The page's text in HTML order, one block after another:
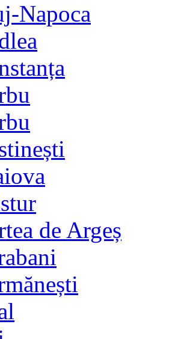
Napoca
de Argeș